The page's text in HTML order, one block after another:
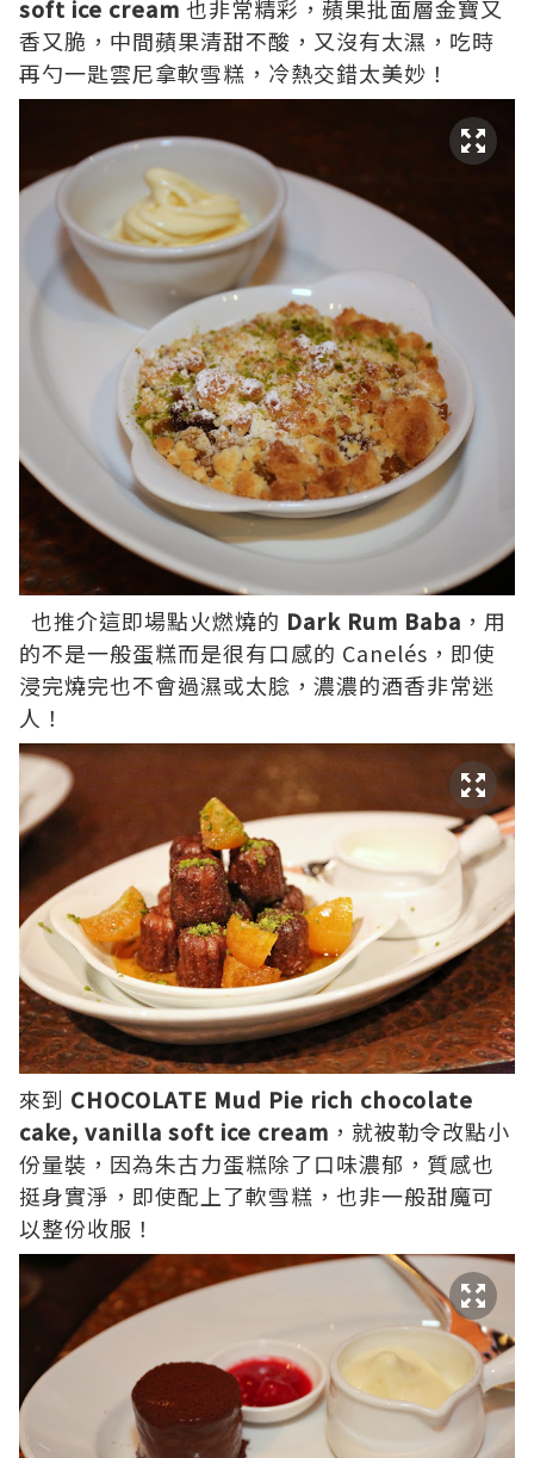
soft ice cream 也非常精彩，蘋果批面層金寶又
香又脆，中間蘋果清甜不酸，又沒有太濕，吃時
再勺一匙雲尼拿軟雪糕，冷熱交錯太美妙！
也推介這即場點火燃燒的 Dark Rum Baba ，用
的不是一般蛋糕而是很有口感的 Canelés，即使
浸完燒完也不會過濕或太腍，濃濃的酒香非常迷
人！
來到 CHOCOLATE Mud Pie rich chocolate
cake, vanilla soft ice cream ，就被勒令改點小
份量裝，因為朱古力蛋糕除了口味濃郁，質感也
挺身實淨，即使配上了軟雪糕，也非一般甜魔可
以整份收服！